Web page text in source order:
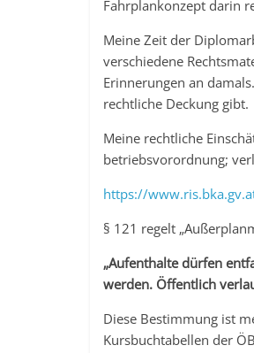
Fahrplankonzept darin
Meine Zeit der
verschiedene
Erinnerungen an
rechtliche Deckung gibt.
Meine rechtliche
betriebsvorordnung;
https://
§ 121 regelt
„Aufenthalte dürfen
werden. Öffentlich
Diese Bestimmung ist
Kursbuchtabellen der